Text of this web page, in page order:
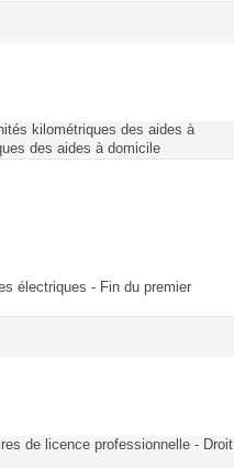
kilométriques des aides à
des aides à domicile
électriques - Fin du premier
de licence professionnelle - Droit